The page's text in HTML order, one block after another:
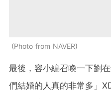
Photo from NAVER
最後，容小編召喚一下劉
們結婚的人真的非常多」